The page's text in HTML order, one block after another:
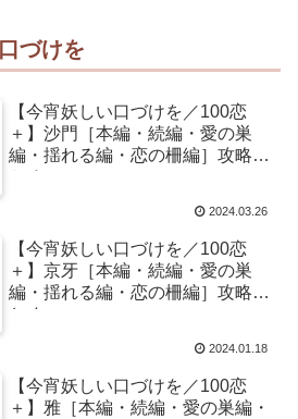
づけを
【今宵妖しい口づけを／100恋
＋】沙門［本編・続編・愛の巣
編・揺れる編・恋の柵編］攻略ま
とめ
2024.03.26
【今宵妖しい口づけを／100恋
＋】京牙［本編・続編・愛の巣
編・揺れる編・恋の柵編］攻略ま
とめ
2024.01.18
【今宵妖しい口づけを／100恋
＋】雅［本編・続編・愛の巣編・